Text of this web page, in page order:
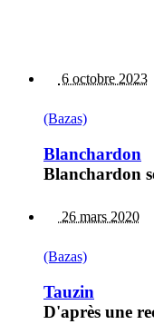
6 octobre 2023
(Bazas)
Blanchardon
Blanchardon
26 mars 2020
(Bazas)
Tauzin
D'après une